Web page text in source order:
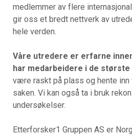
medlemmer av flere
gir oss et bredt nettverk av
hele verden.
Våre utredere er erfarne
har medarbeidere i de største
være raskt på plass og hente
saken. Vi kan også ta i bruk
undersøkelser.
Etterforsker1 Gruppen AS er